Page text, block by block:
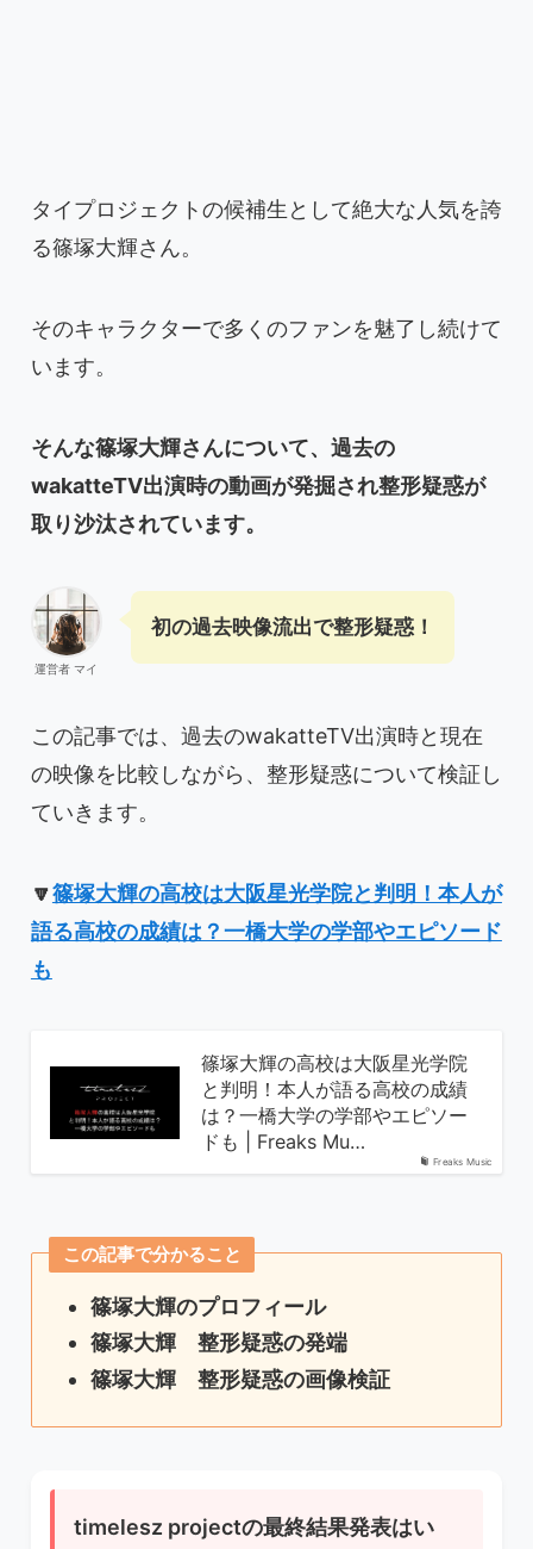
タイプロジェクトの候補生として絶大な人気を誇
る篠塚大輝さん。
そのキャラクターで多くのファンを魅了し続けて
います。
そんな篠塚大輝さんについて、過去の
wakatteTV出演時の動画が発掘され整形疑惑が
取り沙汰されています。
運営者 マイ
初の過去映像流出で整形疑惑！
この記事では、過去のwakatteTV出演時と現在
の映像を比較しながら、整形疑惑について検証し
ていきます。
🔽篠塚大輝の高校は大阪星光学院と判明！本人が
語る高校の成績は？一橋大学の学部やエピソード
も
Freaks Music
篠塚大輝の高校は大阪星光学院
と判明！本人が語る高校の成績
は？一橋大学の学部やエピソー
ドも | Freaks Mu…
この記事で分かること
篠塚大輝のプロフィール
篠塚大輝 整形疑惑の発端
篠塚大輝
整形疑惑の画像検証
timelesz projectの最終結果発表はい